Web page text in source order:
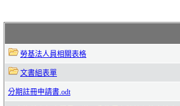
勞基法人員相關表格
文書組表單
分期註冊申請書.odt